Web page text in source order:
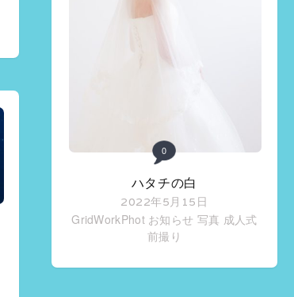
0
ハタチの白
2022年5月15日
GridWorkPhot お知らせ 写真 成人式
前撮り